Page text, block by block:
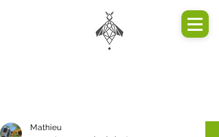
Mathieu